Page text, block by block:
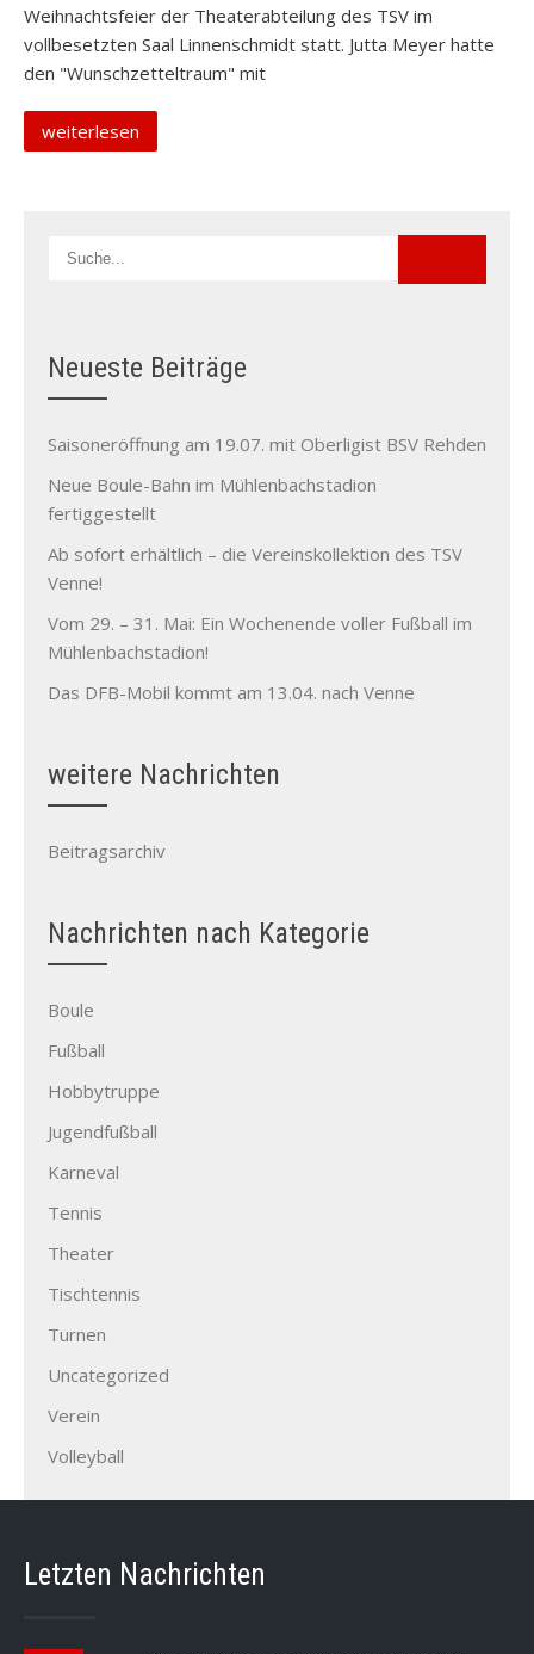
Weihnachtsfeier der Theaterabteilung des TSV im
vollbesetzten Saal Linnenschmidt statt. Jutta Meyer hatte
den "Wunschzetteltraum" mit
weiterlesen
Neueste Beiträge
Saisoneröffnung am 19.07. mit Oberligist BSV Rehden
Neue Boule-Bahn im Mühlenbachstadion
fertiggestellt
Ab sofort erhältlich – die Vereinskollektion des TSV
Venne!
Vom 29. – 31. Mai: Ein Wochenende voller Fußball im
Mühlenbachstadion!
Das DFB-Mobil kommt am 13.04. nach Venne
weitere Nachrichten
Beitragsarchiv
Nachrichten nach Kategorie
Boule
Fußball
Hobbytruppe
Jugendfußball
Karneval
Tennis
Theater
Tischtennis
Turnen
Uncategorized
Verein
Volleyball
Letzten Nachrichten